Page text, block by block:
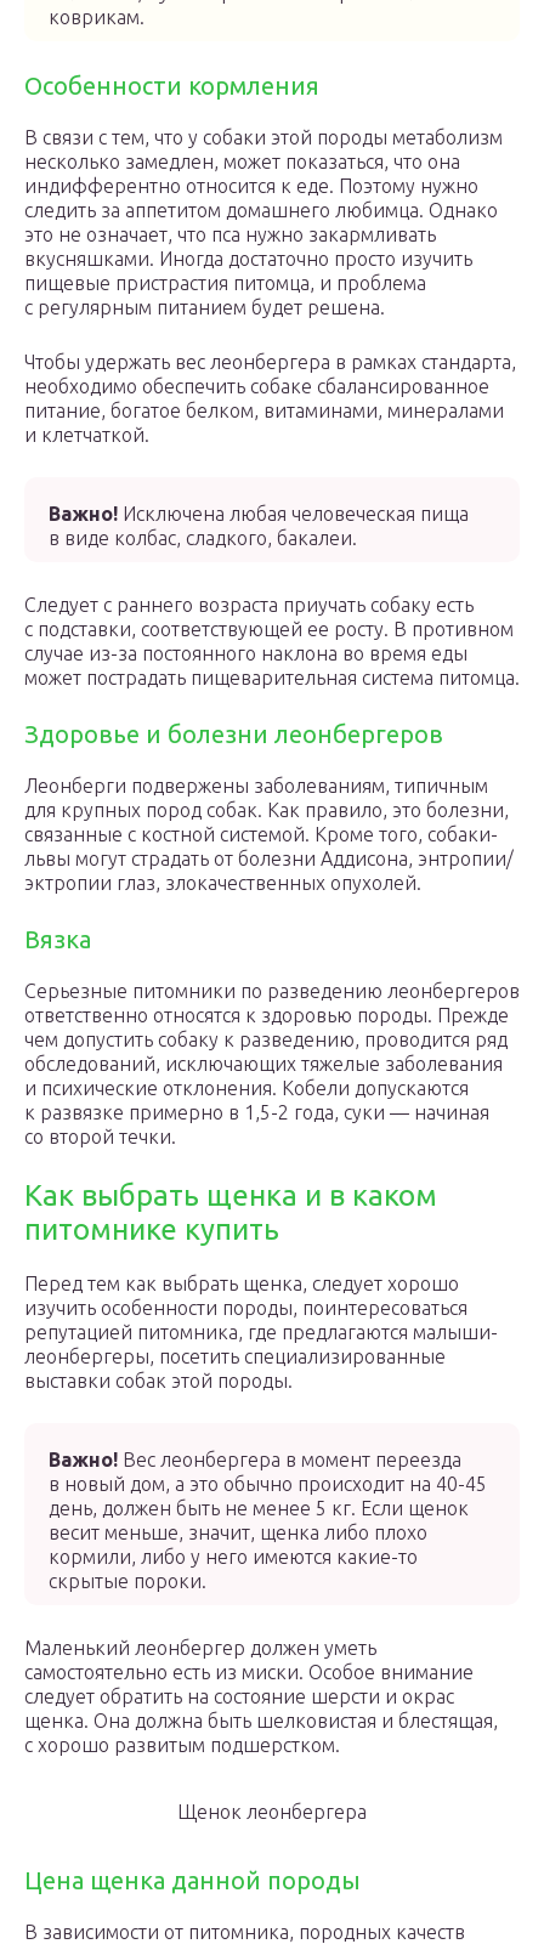
коврикам.
Особенности кормления
В связи с тем, что у собаки этой породы метаболизм
несколько замедлен, может показаться, что она
индифферентно относится к еде. Поэтому нужно
следить за аппетитом домашнего любимца. Однако
это не означает, что пса нужно закармливать
вкусняшками. Иногда достаточно просто изучить
пищевые пристрастия питомца, и проблема
с регулярным питанием будет решена.
Чтобы удержать вес леонбергера в рамках стандарта,
необходимо обеспечить собаке сбалансированное
питание, богатое белком, витаминами, минералами
и клетчаткой.
Важно! Исключена любая человеческая пища
в виде колбас, сладкого, бакалеи.
Следует с раннего возраста приучать собаку есть
с подставки, соответствующей ее росту. В противном
случае из-за постоянного наклона во время еды
может пострадать пищеварительная система питомца.
Здоровье и болезни леонбергеров
Леонберги подвержены заболеваниям, типичным
для крупных пород собак. Как правило, это болезни,
связанные с костной системой. Кроме того, собаки-
львы могут страдать от болезни Аддисона, энтропии/
эктропии глаз, злокачественных опухолей.
Вязка
Серьезные питомники по разведению леонбергеров
ответственно относятся к здоровью породы. Прежде
чем допустить собаку к разведению, проводится ряд
обследований, исключающих тяжелые заболевания
и психические отклонения. Кобели допускаются
к развязке примерно в 1,5-2 года, суки — начиная
со второй течки.
Как выбрать щенка и в каком
питомнике купить
Перед тем как выбрать щенка, следует хорошо
изучить особенности породы, поинтересоваться
репутацией питомника, где предлагаются малыши-
леонбергеры, посетить специализированные
выставки собак этой породы.
Важно! Вес леонбергера в момент переезда
в новый дом, а это обычно происходит на 40-45
день, должен быть не менее 5 кг. Если щенок
весит меньше, значит, щенка либо плохо
кормили, либо у него имеются какие-то
скрытые пороки.
Маленький леонбергер должен уметь
самостоятельно есть из миски. Особое внимание
следует обратить на состояние шерсти и окрас
щенка. Она должна быть шелковистая и блестящая,
с хорошо развитым подшерстком.
Щенок леонбергера
Цена щенка данной породы
В зависимости от питомника, породных качеств